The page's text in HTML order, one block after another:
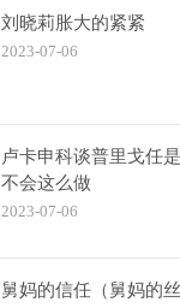
刘晓莉胀大的紧紧
2023-07-06
卢卡申科谈普里戈任
不会这么做
2023-07-06
舅妈的信任（舅妈的丝